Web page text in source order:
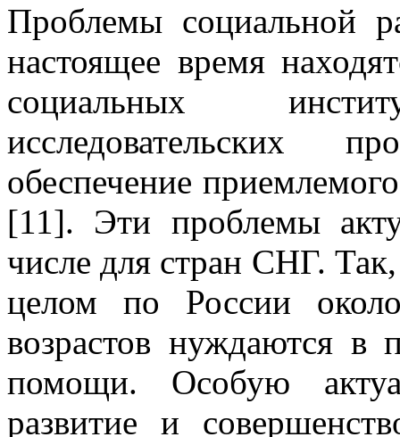
Проблемы социальной
настоящее время
социальных
исследовательских
обеспечение
[11]. Эти проблемы
числе для стран СНГ.
целом по России
возрастов нуждаются в
помощи. Особую
развитие и